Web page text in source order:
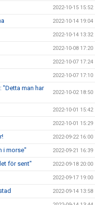
2022-10-15 15:52
2022-10-14 19:04
2022-10-14 13:32
2022-10-08 17:20
2022-10-07 17:24
2022-10-07 17:10
"Detta man har
2022-10-02 18:50
2022-10-01 15:42
2022-10-01 15:29
2022-09-22 16:00
i morse" 2022-09-21 16:39
för sent" 2022-09-18 20:00
2022-09-17 19:00
2022-09-14 13:58